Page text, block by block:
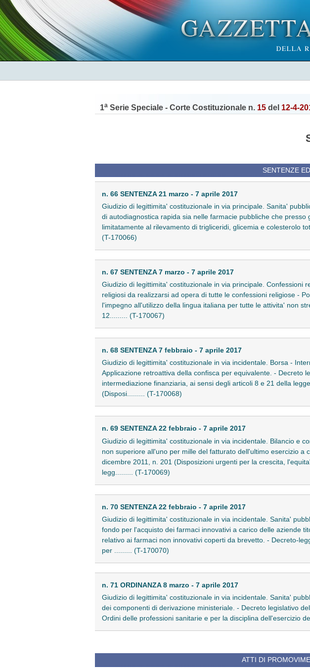
1a Serie Speciale - Corte Costituzionale n. 15 del 12-4-
SENTENZE
n. 66 SENTENZA 21 marzo - 7 aprile 2017
Giudizio di legittimita' costituzionale in via principale. Sanita'
di autodiagnostica rapida sia nelle farmacie pubbliche che
limitatamente al rilevamento di trigliceridi, glicemia e colesterolo
(T-170066)
n. 67 SENTENZA 7 marzo - 7 aprile 2017
Giudizio di legittimita' costituzionale in via principale. Confessioni
religiosi da realizzarsi ad opera di tutte le confessioni religiose -
l'impegno all'utilizzo della lingua italiana per tutte le attivita' non
12......... (T-170067)
n. 68 SENTENZA 7 febbraio - 7 aprile 2017
Giudizio di legittimita' costituzionale in via incidentale. Borsa -
Applicazione retroattiva della confisca per equivalente. - Decreto
intermediazione finanziaria, ai sensi degli articoli 8 e 21 della
(Disposi......... (T-170068)
n. 69 SENTENZA 22 febbraio - 7 aprile 2017
Giudizio di legittimita' costituzionale in via incidentale. Bilancio e
non superiore all'uno per mille del fatturato dell'ultimo esercizio
dicembre 2011, n. 201 (Disposizioni urgenti per la crescita,
legg......... (T-170069)
n. 70 SENTENZA 22 febbraio - 7 aprile 2017
Giudizio di legittimita' costituzionale in via incidentale. Sanita'
fondo per l'acquisto dei farmaci innovativi a carico delle aziende
relativo ai farmaci non innovativi coperti da brevetto. - Decreto-
per ......... (T-170070)
n. 71 ORDINANZA 8 marzo - 7 aprile 2017
Giudizio di legittimita' costituzionale in via incidentale. Sanita'
dei componenti di derivazione ministeriale. - Decreto legislativo
Ordini delle professioni sanitarie e per la disciplina dell'esercizio
ATTI DI